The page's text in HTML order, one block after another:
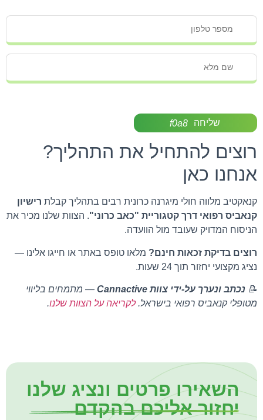
שליחה
רוצים להתחיל את התהליך?
אנחנו כאן
קנאקטיב מלווה חולי מיגרנה כרונית רבים בתהליך קבלת רישיון
קנאביס רפואי דרך קטגוריית "כאב כרוני". הצוות שלנו מכיר את
הניסוח המדויק שעובד מול הוועדה.
רוצים בדיקת זכאות חינם? מלאו טופס באתר או חייגו אלינו —
נציג מקצועי יחזור תוך 24 שעות.
📝 נכתב ונערך על-ידי צוות Cannactive
— מתמחים בליווי
מטופלי קנאביס רפואי בישראל.לקריאה על הצוות שלנו.
השאירו פרטים ונציג שלנו
יחזור אליכם בהקדם